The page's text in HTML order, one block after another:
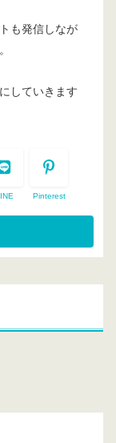
も発信しなが
していきます
Pinterest